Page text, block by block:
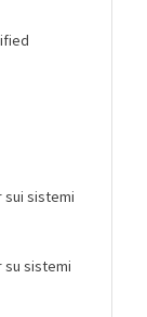
sui sistemi
su sistemi